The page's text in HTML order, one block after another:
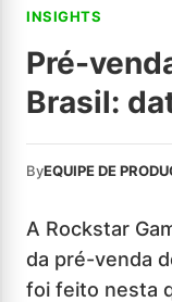
INSIGHTS
Pré-
Brasil:
ByEQUIPE DE
A Rockstar
da pré-venda
foi feito nesta